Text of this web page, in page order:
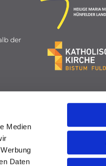
Medien
Daten
der